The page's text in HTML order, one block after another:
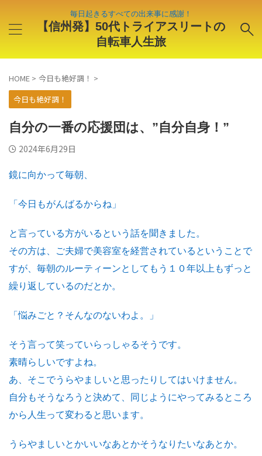
毎日起きるすべての出来事に感謝！
【信州発】50代トライアスリートの
自転車人生旅
HOME > 今日も絶好調！ >
今日も絶好調！
自分の一番の応援団は、”自分自身！”
2024年6月29日
鏡に向かって毎朝、
「今日もがんばるからね」
と言っている方がいるという話を聞きました。
その方は、ご夫婦で美容室を経営されているということで
すが、毎朝のルーティーンとしてもう１０年以上もずっと
繰り返しているのだとか。
「悩みごと？そんなのないわよ。」
そう言って笑っていらっしゃるそうです。
素晴らしいですよね。
あ、そこでうらやましいと思ったりしてはいけません。
自分もそうなろうと決めて、同じようにやってみるところ
から人生って変わると思います。
うらやましいとかいいなあとかそうなりたいなあとか。